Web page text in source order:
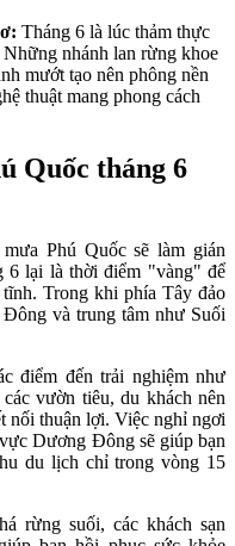
Tháng 6 là lúc thảm thực
nhánh lan rừng khoe
mướt tạo nên phông nền
thuật mang phong cách
Quốc tháng 6
Phú Quốc sẽ làm gián
6 lại là thời điểm "vàng" để
Trong khi phía Tây đảo
và trung tâm như Suối
điểm đến trải nghiệm như
vườn tiêu, du khách nên
nối thuận lợi. Việc nghỉ ngơi
Dương Đông sẽ giúp bạn
du lịch chỉ trong vòng 15
rừng suối, các khách sạn